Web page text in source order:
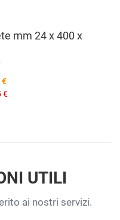
mm 24 x 400 x
€
€
UTILI
ai nostri servizi.